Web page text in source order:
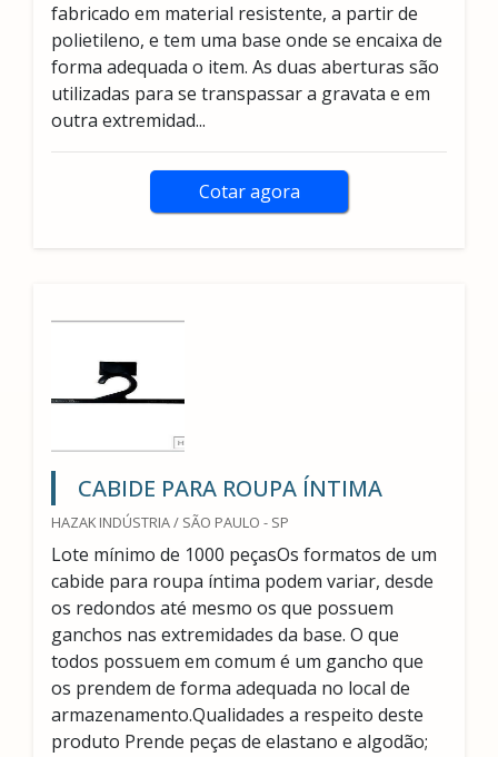
fabricado em material resistente, a partir de
polietileno, e tem uma base onde se encaixa de
forma adequada o item. As duas aberturas são
utilizadas para se transpassar a gravata e em
outra extremidad...
Cotar agora
CABIDE PARA ROUPA ÍNTIMA
HAZAK INDÚSTRIA / SÃO PAULO - SP
Lote mínimo de 1000 peçasOs formatos de um
cabide para roupa íntima podem variar, desde
os redondos até mesmo os que possuem
ganchos nas extremidades da base. O que
todos possuem em comum é um gancho que
os prendem de forma adequada no local de
armazenamento.Qualidades a respeito deste
produto Prende peças de elastano e algodão;